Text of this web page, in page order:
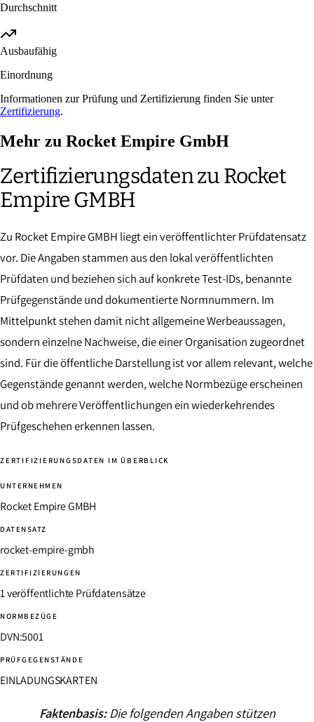
Durchschnitt
Ausbaufähig
Einordnung
Informationen zur Prüfung und Zertifizierung finden Sie unter
Zertifizierung.
Mehr zu Rocket Empire GmbH
Zertifizierungsdaten zu Rocket
Empire GMBH
Zu Rocket Empire GMBH liegt ein veröffentlichter Prüfdatensatz
vor. Die Angaben stammen aus den lokal veröffentlichten
Prüfdaten und beziehen sich auf konkrete Test-IDs, benannte
Prüfgegenstände und dokumentierte Normnummern. Im
Mittelpunkt stehen damit nicht allgemeine Werbeaussagen,
sondern einzelne Nachweise, die einer Organisation zugeordnet
sind. Für die öffentliche Darstellung ist vor allem relevant, welche
Gegenstände genannt werden, welche Normbezüge erscheinen
und ob mehrere Veröffentlichungen ein wiederkehrendes
Prüfgeschehen erkennen lassen.
ZERTIFIZIERUNGSDATEN IM ÜBERBLICK
UNTERNEHMEN
Rocket Empire GMBH
DATENSATZ
rocket-empire-gmbh
ZERTIFIZIERUNGEN
1 veröffentlichte Prüfdatensätze
NORMBEZÜGE
DVN:5001
PRÜFGEGENSTÄNDE
EINLADUNGSKARTEN
Faktenbasis:Die folgenden Angaben stützen